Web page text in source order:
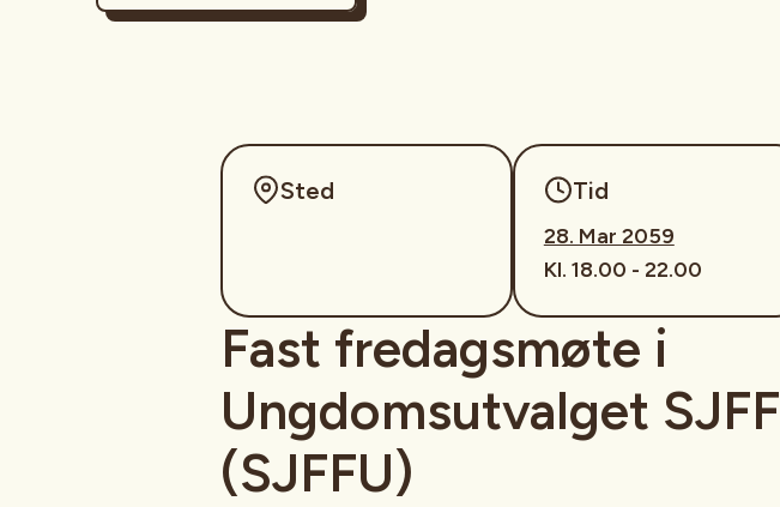
Sted Tid
28. Mar 2059
Kl. 18.00 - 22.00
Fast fredagsmøte i
Ungdomsutvalget SJFF
(SJFFU)